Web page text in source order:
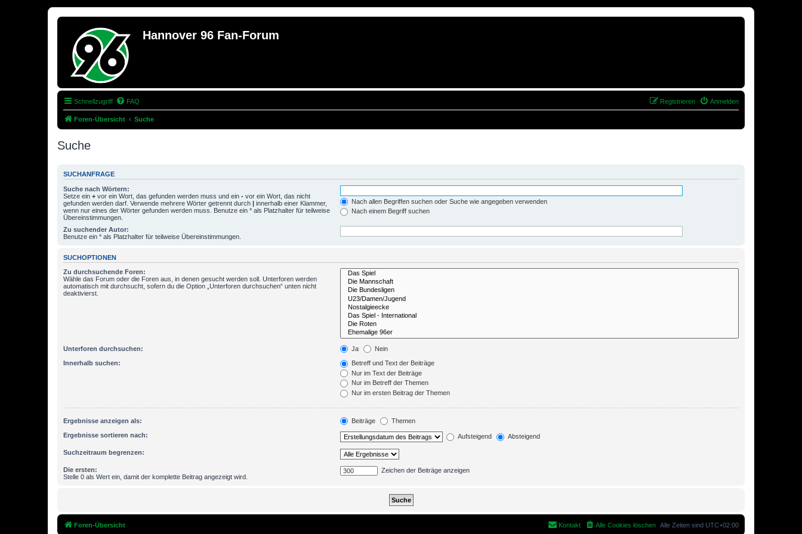
Hannover 96 Fan-Forum
Schnellzugriff FAQ Anmelden
Registrieren
Foren-Übersicht Suche
Suche
SUCHANFRAGE
Suche nach Wörtern:
Setze ein + vor ein Wort, das gefunden werden muss und ein - vor ein Wort, das nicht
gefunden werden darf. Verwende mehrere Wörter getrennt durch | innerhalb einer Klammer,
wenn nur eines der Wörter gefunden werden muss. Benutze ein * als Platzhalter für teilweise
Übereinstimmungen.
Nach allen Begriffen suchen oder Suche wie angegeben verwenden
Nach einem Begriff suchen
Zu suchender Autor:
Benutze ein * als Platzhalter für teilweise Übereinstimmungen.
SUCHOPTIONEN
Zu durchsuchende Foren:
Wähle das Forum oder die Foren aus, in denen gesucht werden soll. Unterforen werden
automatisch mit durchsucht, sofern du die Option „Unterforen durchsuchen“ unten nicht
deaktivierst.
Unterforen durchsuchen: Ja Nein
Innerhalb suchen:
Betreff und Text der Beiträge
Nur im Text der Beiträge
Nur im Betreff der Themen
Nur im ersten Beitrag der Themen
Ergebnisse anzeigen als: Beiträge Themen
Ergebnisse sortieren nach: Aufsteigend Absteigend
Suchzeitraum begrenzen:
Die ersten:
Stelle 0 als Wert ein, damit der komplette Beitrag angezeigt wird.
Zeichen der Beiträge anzeigen
Foren-Übersicht Alle Zeiten sind UTC+02:00
Alle Cookies löschen
Kontakt